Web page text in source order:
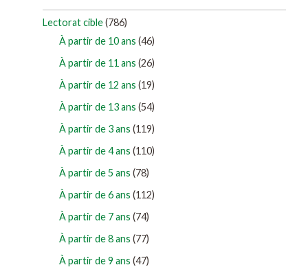
Lectorat cible(786)
À partir de 10 ans (46)
À partir de 11 ans (26)
À partir de 12 ans (19)
À partir de 13 ans (54)
À partir de 3 ans (119)
À partir de 4 ans (110)
À partir de 5 ans (78)
À partir de 6 ans (112)
À partir de 7 ans (74)
À partir de 8 ans (77)
À partir de 9 ans (47)